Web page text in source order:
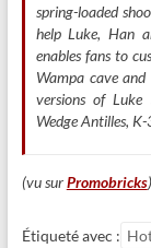
spring-loaded
help Luke, Han
enables fans to
Wampa cave
versions of Luke
Wedge Antilles,
(vu surPromobricks)
Étiqueté avec :